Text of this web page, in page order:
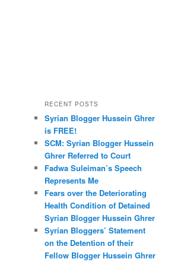
RECENT POSTS
Syrian Blogger Hussein Ghrer
is FREE!
SCM: Syrian Blogger Hussein
Ghrer Referred to Court
Fadwa Suleiman’s Speech
Represents Me
Fears over the Deteriorating
Health Condition of Detained
Syrian Blogger Hussein Ghrer
Syrian Bloggers’ Statement
on the Detention of their
Fellow Blogger Hussein Ghrer